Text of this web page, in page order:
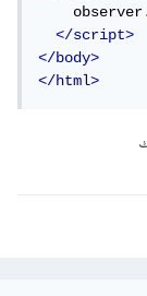
observer
</script>
</body>
</html>